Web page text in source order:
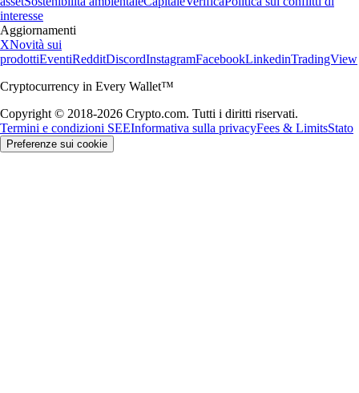
interesse
Aggiornamenti
XNovità sui
prodottiEventiRedditDiscordInstagramFacebookLinkedinTradingView
Cryptocurrency in Every Wallet™
Copyright © 2018-2026 Crypto.com. Tutti i diritti riservati.
Termini e condizioni SEEInformativa sulla privacyFees & LimitsStato
Preferenze sui cookie